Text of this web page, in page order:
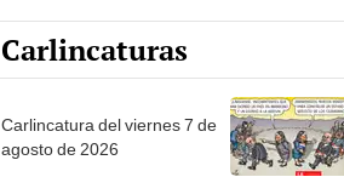
Carlincaturas
Carlincatura del viernes 7 de
agosto de 2026